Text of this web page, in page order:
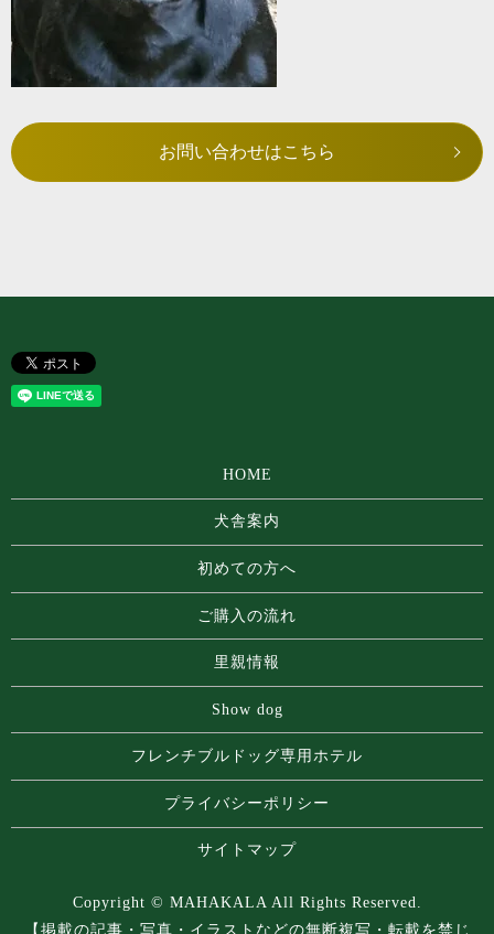
お問い合わせはこちら
HOME
犬舎案内
初めての方へ
ご購入の流れ
里親情報
Show dog
フレンチブルドッグ専⽤ホテル
プライバシーポリシー
サイトマップ
Copyright © MAHAKALA All Rights Reserved.
【掲載の記事・写真・イラストなどの無断複写・転載を禁じ